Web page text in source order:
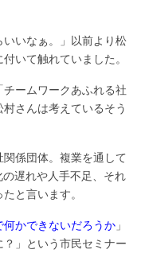
いいなぁ。」以前より松
いて触れていました。
ームワークあふれる社
さんは考えているそう
係団体。複業を通して
遅れや人手不足、それ
と言います。
何かできないだろうか 」
」という市民セミナー